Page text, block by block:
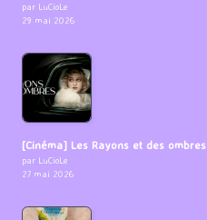
par LuCioLe
29 mai 2026
[Cinéma] Les Rayons et des ombres
par LuCioLe
27 mai 2026